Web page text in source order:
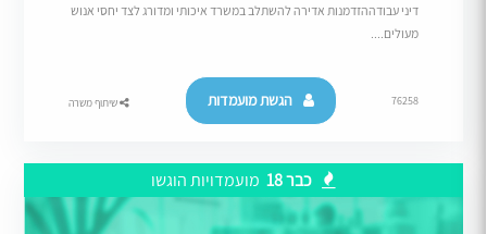
דיני עבודההזדמנות אדירה להשתלב במשרד איכותי ומדורג לצד יחסי אנוש
מעולים....
76258 הגשת מועמדות שיתוף משרה
כבר 18 מועמדויות הוגשו